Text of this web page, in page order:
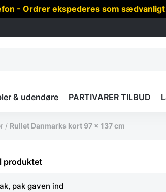
- Ordrer ekspederes som sædvanligt
& udendøre PARTIVARER TILBUD
/ Rullet Danmarks kort 97 x 137 cm
produktet
pak gaven ind